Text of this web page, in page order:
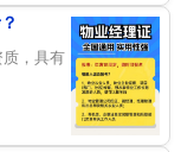
，具有